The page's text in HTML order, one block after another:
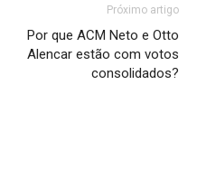
Próximo artigo
Por que ACM Neto e Otto
Alencar estão com votos
consolidados?